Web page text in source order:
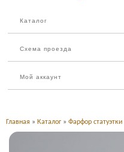
Каталог
Схема проезда
Мой аккаунт
Главная » Каталог » Фарфор статуэтки